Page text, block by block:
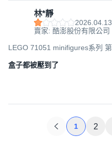
林*靜
2026.04.13
賣家: 酷澎股份有限公司
LEGO 71051 minifigures系列
盒子都被壓到了
1 2